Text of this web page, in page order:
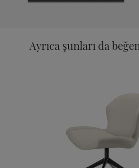
Ayrıca şunları da